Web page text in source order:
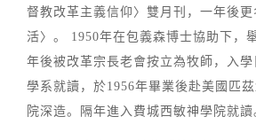
督教改革主義信仰〉雙月刊，一年後
活〉。 1950年在包義森博士協助下，
年後被改革宗長老會按立為牧師，入
學系就讀，於1956年畢業後赴美國匹
院深造。隔年進入費城西敏神學院就讀